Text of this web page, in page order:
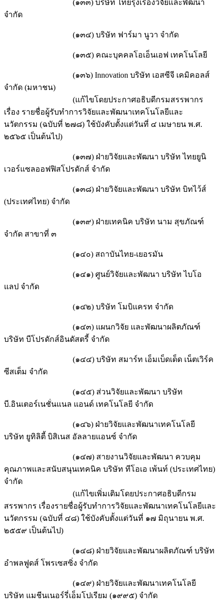
(๑๓๓) บริษัท ไทยรุ่งเรืองวิจัยและพัฒนา
จำกัด
(๑๓๔) บริษัท ฟาร์มา นูวา จำกัด
(๑๓๕) คณะบุคคลโอเอ็นเอฟ เทคโนโลยี
(๑๓๖) Innovation บริษัท เอสซีจี เคมิคอลส์
จำกัด (มหาชน)
(แก้ไขโดยประกาศอธิบดีกรมสรรพากร
เรื่อง รายชื่อผู้รับทำการวิจัยและพัฒนาเทคโนโลยีและ
นวัตกรรม (ฉบับที่ ๒๗๘) ใช้บังคับตั้งแต่วันที่ ๔ เมษายน พ.ศ.
๒๕๖๕ เป็นต้นไป)
(๑๓๗) ฝ่ายวิจัยและพัฒนา บริษัท ไทยยูนิ
เวอร์แซลออฟฟิสโปรดักส์ จำกัด
(๑๓๘) ฝ่ายวิจัยและพัฒนา บริษัท บิทไว้ส์
(ประเทศไทย) จำกัด
(๑๓๙) ฝ่ายเทคนิค บริษัท นาม สุขภัณฑ์
จำกัด สาขาที่ ๓
(๑๔๐) สถาบันไทย-เยอรมัน
(๑๔๑) ศูนย์วิจัยและพัฒนา บริษัท ไบโอ
แลป จำกัด
(๑๔๒) บริษัท โมบิแครท จำกัด
(๑๔๓) แผนกวิจัย และพัฒนาผลิตภัณฑ์
บริษัท บีโปรดักส์อินดัสตรี้ จำกัด
(๑๔๔) บริษัท สมาร์ท เอ็มเบ็ดเด็ด เน็ตเวิร์ค
ซีสเต็ม จำกัด
(๑๔๕) ส่วนวิจัยและพัฒนา บริษัท
บี.อินเตอร์เนชั่นแนล แอนด์ เทคโนโลยี จำกัด
(๑๔๖) ฝ่ายวิจัยและพัฒนาเทคโนโลยี
บริษัท ยูทิลิตี้ บิสิเนส อัลลายแอนซ์ จำกัด
(๑๔๗) สายงานวิจัยและพัฒนา ควบคุม
คุณภาพและสนับสนุนเทคนิค บริษัท ทีโอเอ เพ้นท์ (ประเทศไทย)
จำกัด
(แก้ไขเพิ่มเติมโดยประกาศอธิบดีกรม
สรรพากร เรื่องรายชื่อผู้รับทำการวิจัยและพัฒนาเทคโนโลยีและ
นวัตกรรม (ฉบับที่ ๔๘) ใช้บังคับตั้งแต่วันที่ ๑๗ มิถุนายน พ.ศ.
๒๕๕๙ เป็นต้นไป)
(๑๔๘) ฝ่ายวิจัยและพัฒนาผลิตภัณฑ์ บริษัท
อำพลฟูดส์ โพรเซสซิ่ง จำกัด
(๑๔๙) ฝ่ายวิจัยและพัฒนาเทคโนโลยี
บริษัท แมชีนเนอร์รี่เอ็มโปเรียม (๑๙๙๕) จำกัด